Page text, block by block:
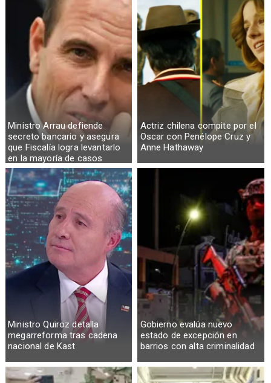
Ministro Arrau defiende
secreto bancario y asegura
que Fiscalía logra levantarlo
en la mayoría de casos
Actriz chilena compite por el
Oscar con Penélope Cruz y
Anne Hathaway
Ministro Quiroz detalla
megarreforma tras cadena
nacional de Kast
Gobierno evalúa nuevo
estado de excepción en
barrios con alta criminalidad